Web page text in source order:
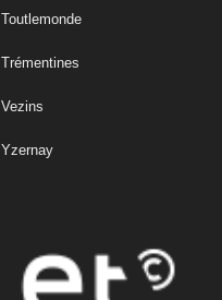
Toutlemonde
Trémentines
Vezins
Yzernay